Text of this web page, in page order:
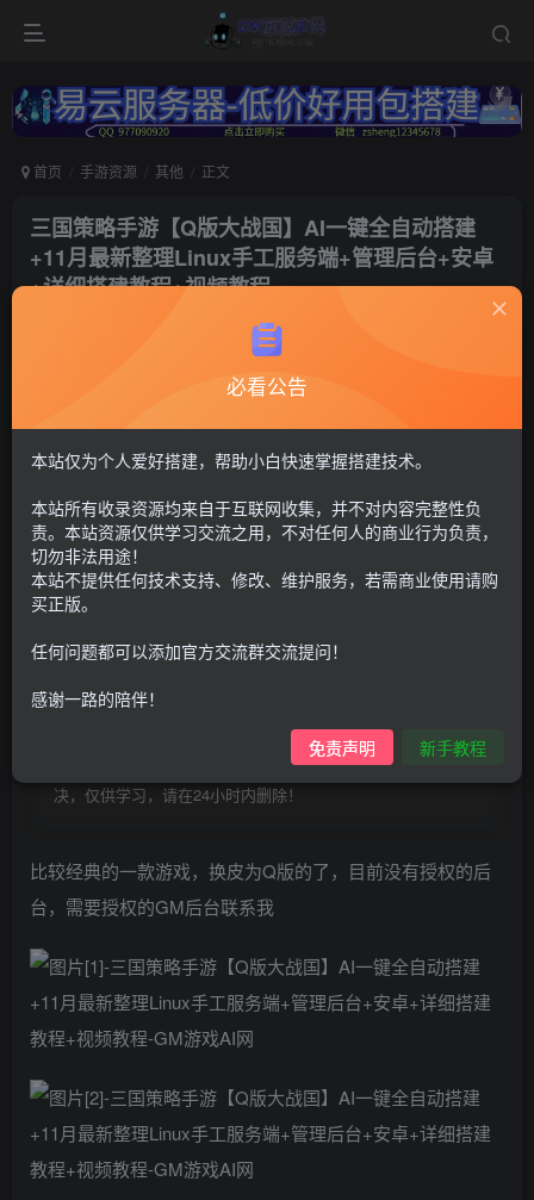
首页 手游资源 其他 正文
三国策略手游【Q版大战国】AI一键全自动搭建
+11月最新整理Linux手工服务端+管理后台+安卓
+详细搭建教程+视频教程
大战国
G币30 限时特惠
G币100
个人会员G币9.9 至尊会员 免费
购买前请先看完新手教程,未认真看完一切问题自行解决
点击查看
仅支持云服务器搭建，适用于小白快速搭建，只能确保安卓正
常进入游戏和后台使用，如有苹果请自测，游戏多少自带一些
bug，若后面因为bug或者其他原因导致游戏无法进入请自行解
决，仅供学习，请在24小时内删除！
付费资源
比较经典的一款游戏，换皮为Q版的了，目前没有授权的后
台，需要授权的GM后台联系我
必看公告
本站仅为个人爱好搭建，帮助小白快速掌握搭建技术。
本站所有收录资源均来自于互联网收集，并不对内容完整性负
责。本站资源仅供学习交流之用，不对任何人的商业行为负责，
切勿非法用途！
本站不提供任何技术支持、修改、维护服务，若需商业使用请购
买正版。
任何问题都可以添加官方交流群交流提问！
感谢一路的陪伴！
免责声明 新手教程